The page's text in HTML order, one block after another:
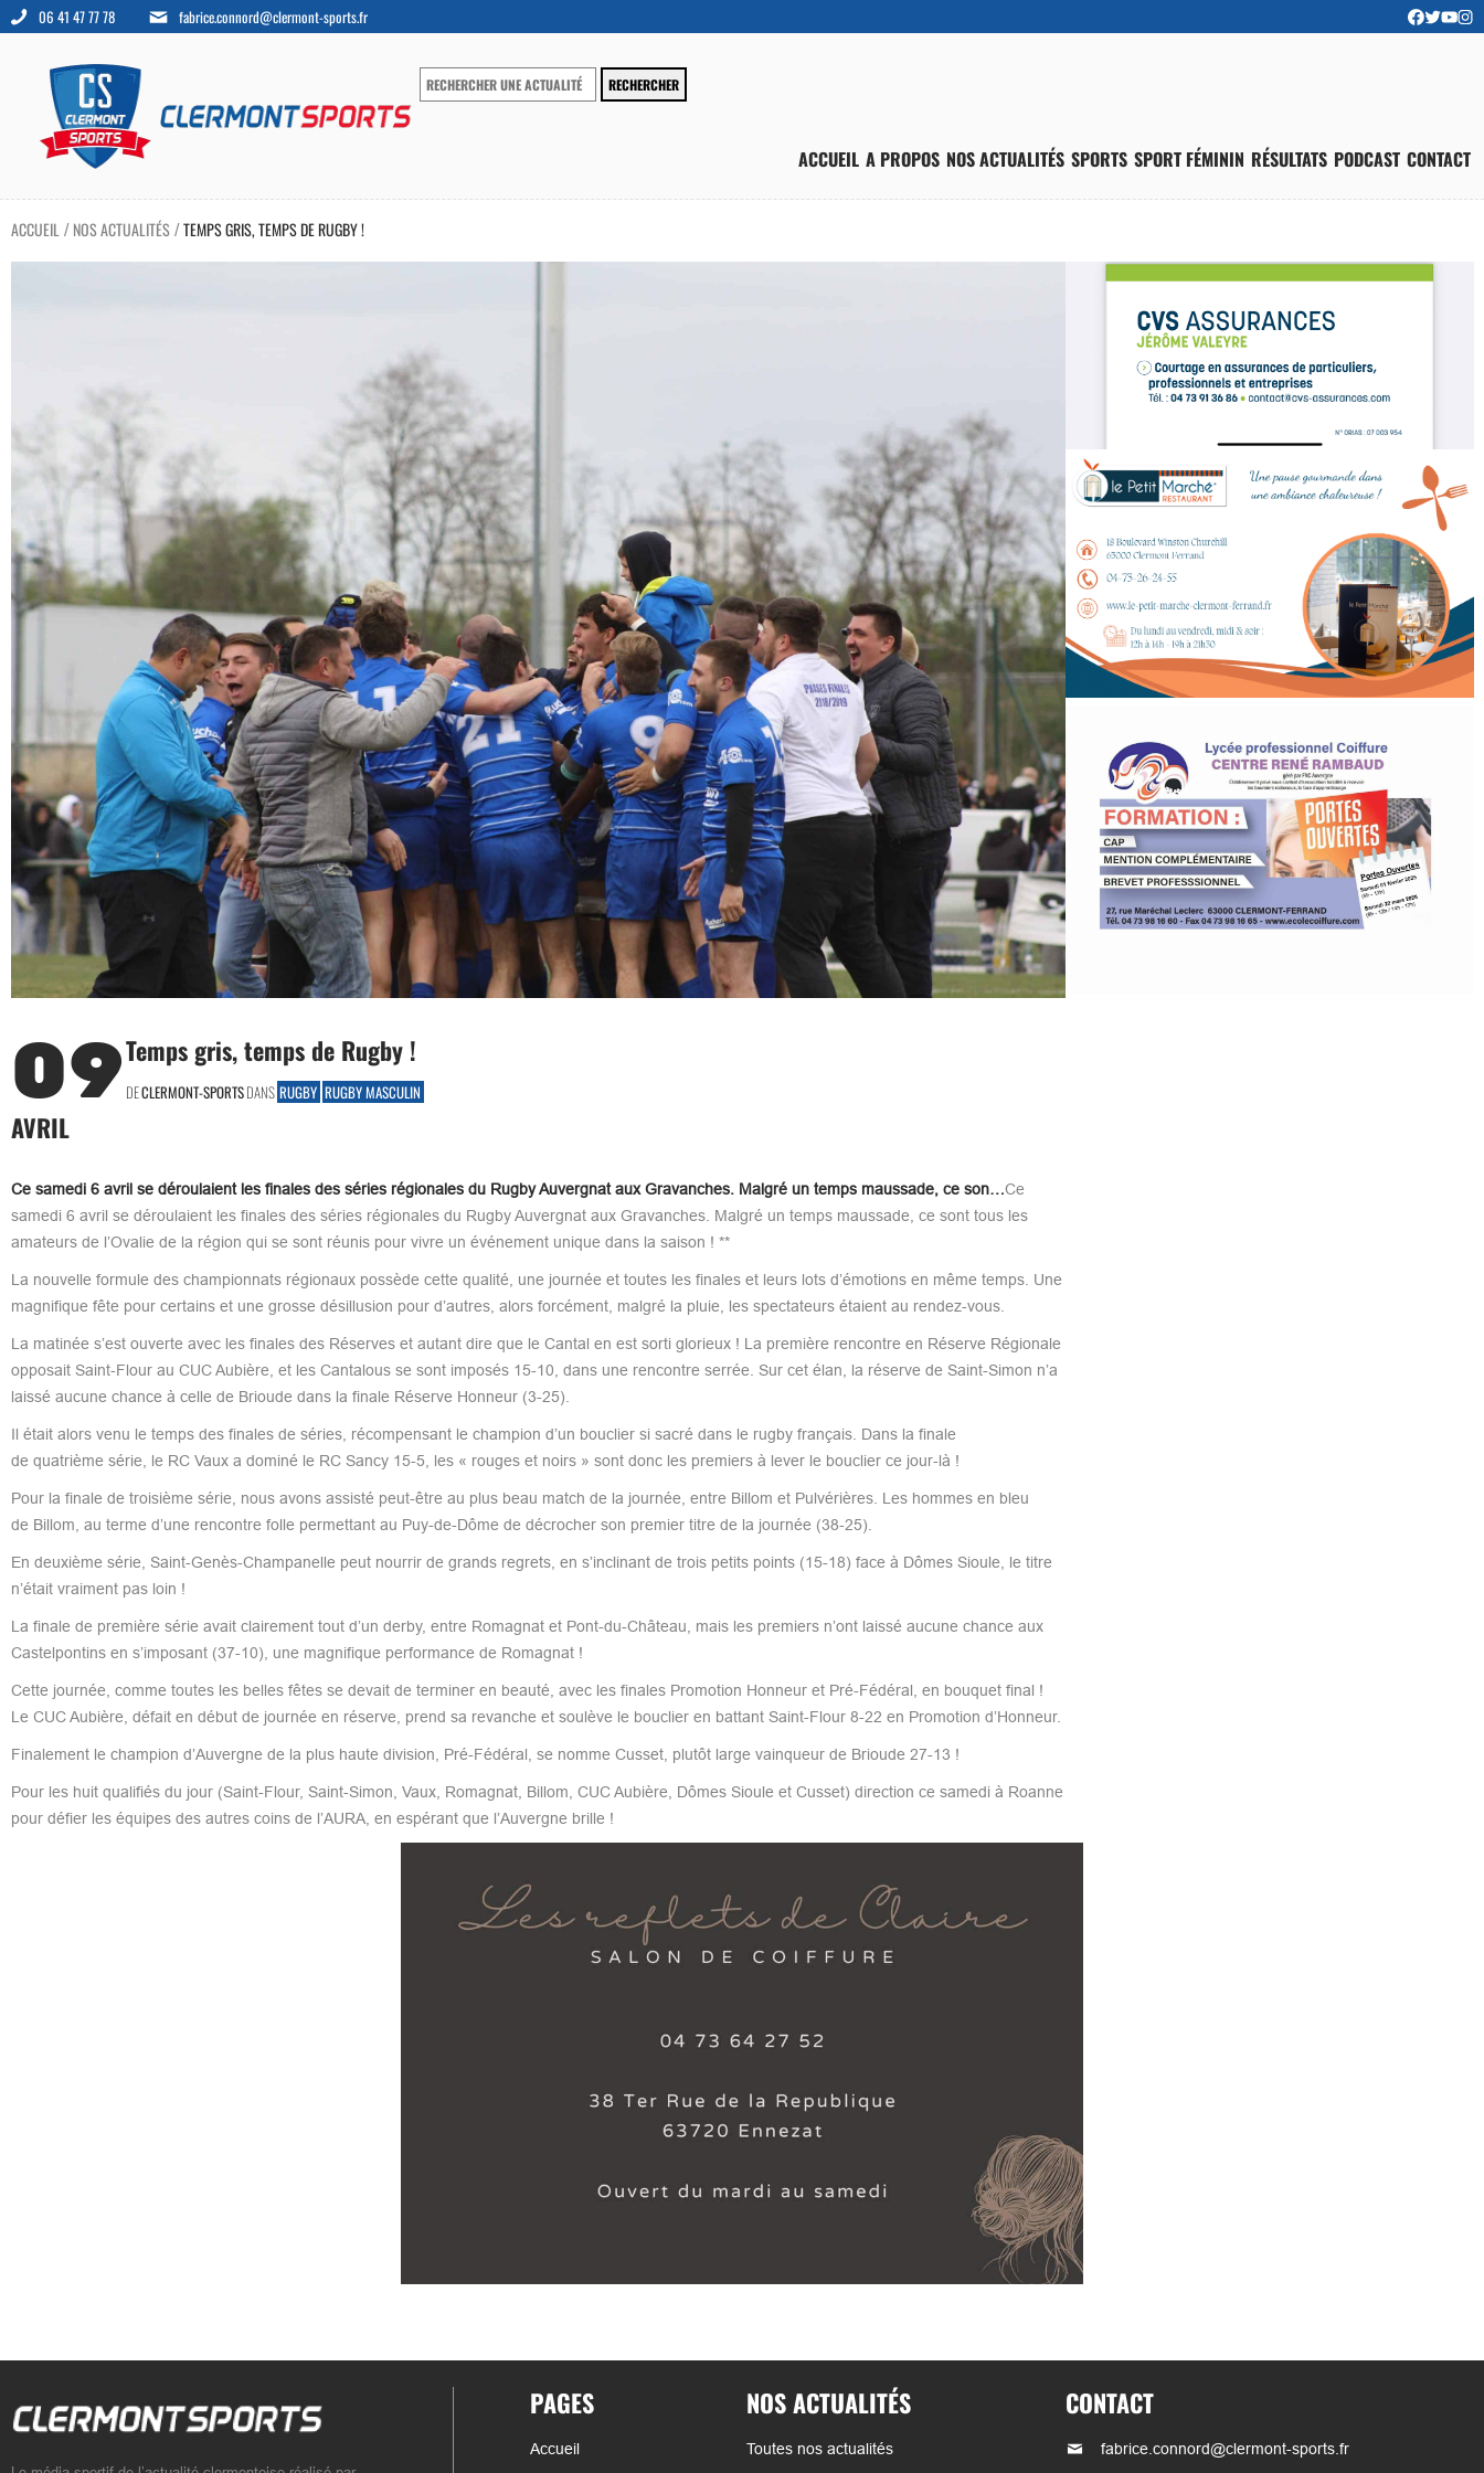
06 41 47 77 78 fabrice.connord@clermont-sports.fr
ACCUEIL A PROPOS NOS ACTUALITÉS SPORTS SPORT FÉMININ RÉSULTATS PODCAST CONTACT
ACCUEIL / NOS ACTUALITÉS/TEMPS GRIS, TEMPS DE RUGBY !
09
AVRIL
Temps gris, temps de Rugby !
DECLERMONT-SPORTSDANS RUGBY RUGBY MASCULIN
Ce samedi 6 avril se déroulaient les finales des séries régionales du Rugby Auvergnat aux Gravanches. Malgré un temps maussade, ce son…Ce
samedi 6 avril se déroulaient les finales des séries régionales du Rugby Auvergnat aux Gravanches. Malgré un temps maussade, ce sont tous les
amateurs de l’Ovalie de la région qui se sont réunis pour vivre un événement unique dans la saison ! **
La nouvelle formule des championnats régionaux possède cette qualité, une journée et toutes les finales et leurs lots d’émotions en même temps. Une
magnifique fête pour certains et une grosse désillusion pour d’autres, alors forcément, malgré la pluie, les spectateurs étaient au rendez-vous.
La matinée s’est ouverte avec les finales des Réserves et autant dire que le Cantal en est sorti glorieux ! La première rencontre en Réserve Régionale
opposait Saint-Flour au CUC Aubière, et les Cantalous se sont imposés 15-10, dans une rencontre serrée. Sur cet élan, la réserve de Saint-Simon n’a
laissé aucune chance à celle de Brioude dans la finale Réserve Honneur (3-25).
Il était alors venu le temps des finales de séries, récompensant le champion d’un bouclier si sacré dans le rugby français. Dans la finale
de quatrième série, le RC Vaux a dominé le RC Sancy 15-5, les « rouges et noirs » sont donc les premiers à lever le bouclier ce jour-là !
Pour la finale de troisième série, nous avons assisté peut-être au plus beau match de la journée, entre Billom et Pulvérières. Les hommes en bleu
de Billom, au terme d’une rencontre folle permettant au Puy-de-Dôme de décrocher son premier titre de la journée (38-25).
En deuxième série, Saint-Genès-Champanelle peut nourrir de grands regrets, en s’inclinant de trois petits points (15-18) face à Dômes Sioule, le titre
n’était vraiment pas loin !
La finale de première série avait clairement tout d’un derby, entre Romagnat et Pont-du-Château, mais les premiers n’ont laissé aucune chance aux
Castelpontins en s’imposant (37-10), une magnifique performance de Romagnat !
Cette journée, comme toutes les belles fêtes se devait de terminer en beauté, avec les finales Promotion Honneur et Pré-Fédéral, en bouquet final !
Le CUC Aubière, défait en début de journée en réserve, prend sa revanche et soulève le bouclier en battant Saint-Flour 8-22 en Promotion d’Honneur.
Finalement le champion d’Auvergne de la plus haute division, Pré-Fédéral, se nomme Cusset, plutôt large vainqueur de Brioude 27-13 !
Pour les huit qualifiés du jour (Saint-Flour, Saint-Simon, Vaux, Romagnat, Billom, CUC Aubière, Dômes Sioule et Cusset) direction ce samedi à Roanne
pour défier les équipes des autres coins de l’AURA, en espérant que l’Auvergne brille !
PAGES
Accueil
NOS ACTUALITÉS
Toutes nos actualités
CONTACT
fabrice.connord@clermont-sports.fr